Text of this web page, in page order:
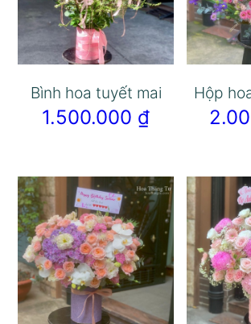
Bình hoa tuyết mai
1.500.000 ₫
Hộp